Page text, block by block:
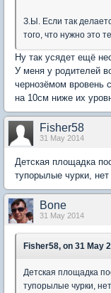
З.Ы. Если так
того, что нужно это
Ну так усядет ещё
У меня у родителей
чернозёмом вровень
на 10см ниже их
Fisher58
31 May 2014
Детская площадка
тупорылые чурки,
Bone
31 May 2014
Fisher58, on 31 May
Детская площадка
тупорылые чурки,